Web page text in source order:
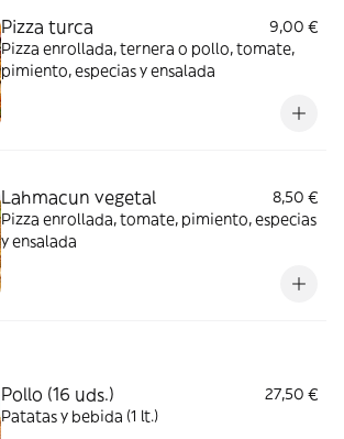
Pizza turca
9,00 €
Pizza enrollada, ternera o pollo, tomate,
pimiento, especias y ensalada
Lahmacun vegetal
8,50 €
Pizza enrollada, tomate, pimiento, especias
y ensalada
Pollo (16 uds.)
27,50 €
Patatas y bebida (1 lt.)